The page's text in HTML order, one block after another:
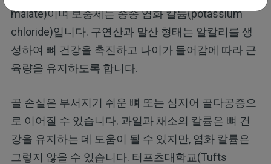
malate)이며 보충제는 종종 염화 칼륨(potassium
chloride)입니다. 구연산과 말산 형태는 알칼리를 생
성하여 뼈 건강을 촉진하고 나이가 들어감에 따라 근
육량을 유지하도록 합니다.
골 손실은 부서지기 쉬운 뼈 또는 심지어 골다공증으
로 이어질 수 있습니다. 과일과 채소의 칼륨은 뼈 건
강을 유지하는 데 도움이 될 수 있지만, 염화 칼륨은
그렇지 않을 수 있습니다. 터프츠대학교(Tufts